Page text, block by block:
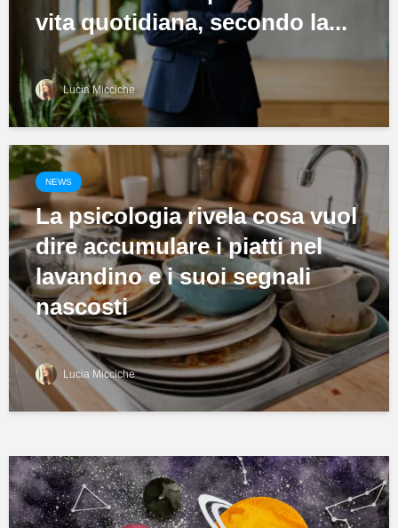
vita quotidiana, secondo la...
Lucia Micciche
NEWS
La psicologia rivela cosa vuol
dire accumulare i piatti nel
lavandino e i suoi segnali
nascosti
Lucia Micciche